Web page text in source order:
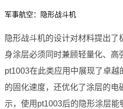
军事航空：隐形战斗机
隐形战斗机的设计对材料提出了
身涂层必须同时兼顾轻量化、高
pt1003在此类应用中展现了卓
的固化速度，还优化了涂层的电
示，使用pt1003后的隐形涂层